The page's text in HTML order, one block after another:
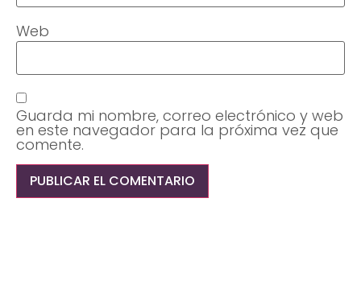
Web
Guarda mi nombre, correo electrónico y web
en este navegador para la próxima vez que
comente.